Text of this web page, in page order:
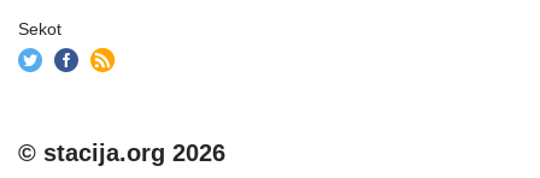
Sekot
© stacija.org 2026